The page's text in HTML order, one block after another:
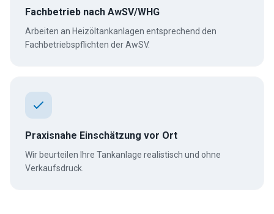
Fachbetrieb nach AwSV/WHG
Arbeiten an Heizöltankanlagen entsprechend den
Fachbetriebspflichten der AwSV.
Praxisnahe Einschätzung vor Ort
Wir beurteilen Ihre Tankanlage realistisch und ohne
Verkaufsdruck.